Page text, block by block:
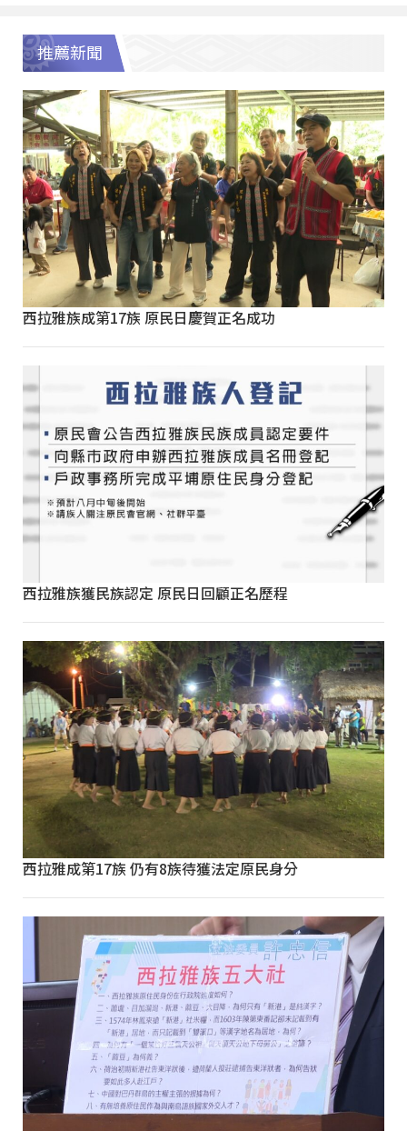
推薦新聞
西拉雅族成第17族 原民日慶賀正名成功
西拉雅族獲民族認定 原民日回顧正名歷程
西拉雅成第17族 仍有8族待獲法定原民身分